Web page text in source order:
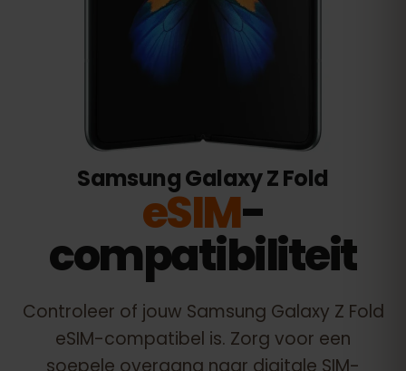
Samsung Galaxy Z Fold
eSIM-
compatibiliteit
Controleer of jouw Samsung Galaxy Z Fold
eSIM-compatibel is. Zorg voor een
soepele overgang naar digitale SIM-